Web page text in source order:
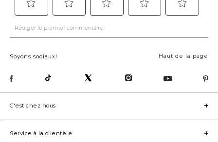
Haut de la page
Soyons sociaux!
C'est chez nous
Service à la clientèle